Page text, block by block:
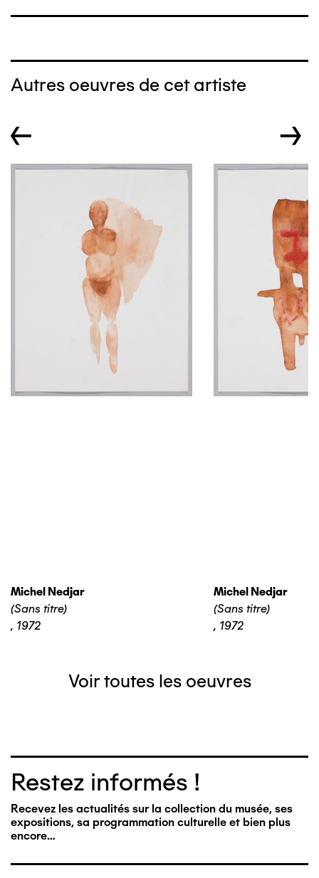
Autres oeuvres de cet artiste
← →
Michel Nedjar
(Sans titre)
, 1972
Michel Nedjar
(Sans titre)
, 1972
Voir toutes les oeuvres
Restez informés !
Recevez les actualités sur la collection du musée, ses
expositions, sa programmation culturelle et bien plus
encore…